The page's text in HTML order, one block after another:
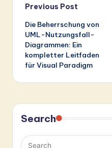
Post
navigation
Previous Post
Die Beherrschung von
UML-Nutzungsfall-
Diagrammen: Ein
kompletter Leitfaden
für Visual Paradigm
Search